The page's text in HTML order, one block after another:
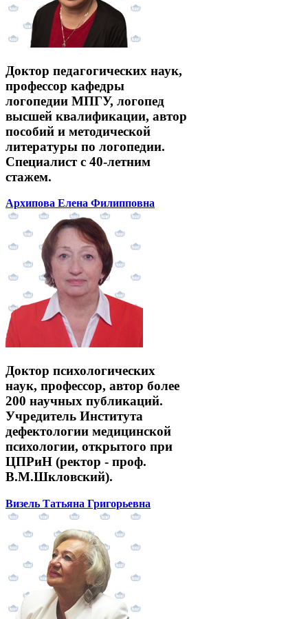
Доктор педагогических наук,
профессор кафедры
логопедии МПГУ, логопед
высшей квалификации, автор
пособий и методической
литературы по логопедии.
Специалист с 40-летним
стажем.
Архипова Елена Филипповна
Доктор психологических
наук, профессор, автор более
200 научных публикаций.
Учредитель Института
дефектологии медицинской
психологии, открытого при
ЦПРиН (ректор - проф.
В.М.Шкловский).
Визель Татьяна Григорьевна